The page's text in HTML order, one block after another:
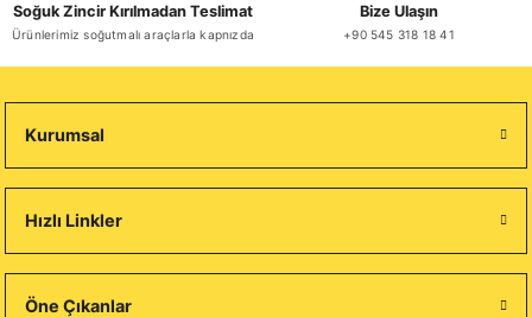
Soğuk Zincir Kırılmadan Teslimat
Ürünlerimiz soğutmalı araçlarla kapnızda
Bize Ulaşın
+90 545 318 18 41
Kurumsal
Hızlı Linkler
Öne Çıkanlar